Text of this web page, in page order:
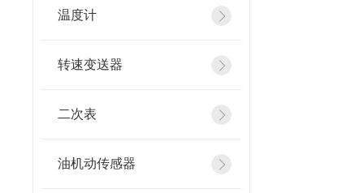
温度计
转速变送器
二次表
油机动传感器